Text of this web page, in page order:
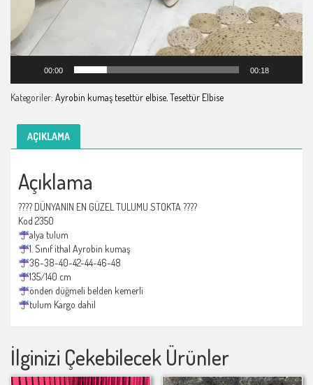
00:00 00:18
Kategoriler: Ayrobin kumaş tesettür elbise,Tesettür Elbise
AÇIKLAMA
Açıklama
???? DÜNYANIN EN GÜZEL TULUMU STOKTA ????
Kod 2350
alya tulum
1. Sınıf ithal Ayrobin kumaş
36-38-40-42-44-46-48
135/140 cm
önden düğmeli belden kemerli
tulum Kargo dahil
İlginizi Çekebilecek Ürünler